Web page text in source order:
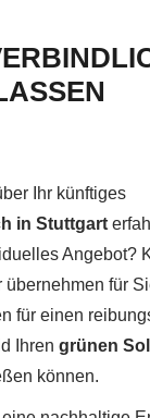
Ihr künftiges
in Stuttgart
Angebot?
übernehmen für
für einen
Ihren grünen
können.